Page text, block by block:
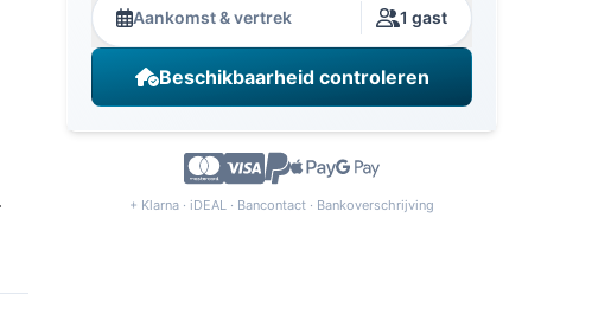
Aankomst & vertrek 1 gast
Beschikbaarheid controleren
+ Klarna · iDEAL · Bancontact · Bankoverschrijving